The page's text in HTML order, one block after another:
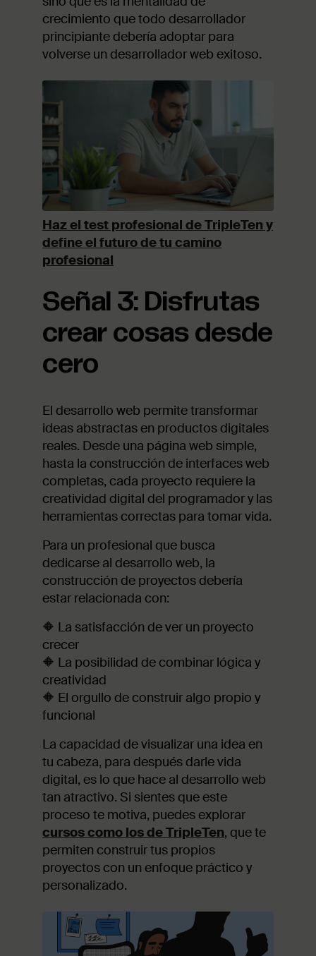
crecimiento que todo desarrollador
principiante debería adoptar para
volverse un desarrollador web exitoso.
Haz el test profesional de TripleTen y
define el futuro de tu camino
profesional
Señal 3: Disfrutas
crear cosas desde
cero
El desarrollo web permite transformar
ideas abstractas en productos digitales
reales. Desde una página web simple,
hasta la construcción de interfaces web
completas, cada proyecto requiere la
creatividad digital del programador y las
herramientas correctas para tomar vida.
Para un profesional que busca
dedicarse al desarrollo web, la
construcción de proyectos debería
estar relacionada con:
🔶 La satisfacción de ver un proyecto
crecer
🔶 La posibilidad de combinar lógica y
creatividad
🔶 El orgullo de construir algo propio y
funcional
La capacidad de visualizar una idea en
tu cabeza, para después darle vida
digital, es lo que hace al desarrollo web
tan atractivo. Si sientes que este
proceso te motiva, puedes explorar
cursos como los de TripleTen, que te
permiten construir tus propios
proyectos con un enfoque práctico y
personalizado.